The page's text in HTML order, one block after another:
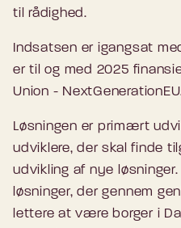
til rådighed.
Indsatsen er igangsat
er til og med 2025
Union -
Løsningen er primært
udviklere, der skal finde
udvikling af nye
løsninger, der gennem
lettere at være borger i